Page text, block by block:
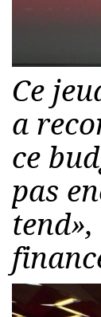
Ce
a
ce
pas